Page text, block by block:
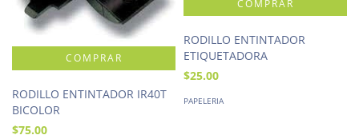
RODILLO ENTINTADOR IR40T
BICOLOR
$75.00
RODILLO ENTINTADOR
ETIQUETADORA
$25.00
PAPELERIA